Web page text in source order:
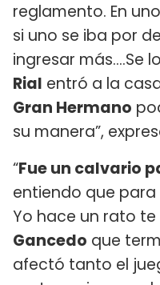
reglamento. En
si uno se iba por
ingresar más....Se
Rial entró a la
Gran Hermano
su manera”,
“Fue un calvario
entiendo que
Yo hace un rato
Gancedo que
afectó tanto el